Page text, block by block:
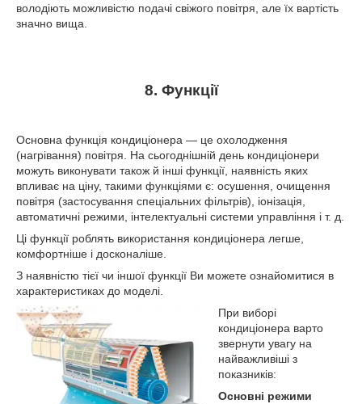
володіють можливістю подачі свіжого повітря, але їх вартість
значно вища.
8. Функції
Основна функція кондиціонера ― це охолодження
(нагрівання) повітря. На сьогоднішній день кондиціонери
можуть виконувати також й інші функції, наявність яких
впливає на ціну, такими функціями є: осушення, очищення
повітря (застосування спеціальних фільтрів), іонізація,
автоматичні режими, інтелектуальні системи управління і т. д.
Ці функції роблять використання кондиціонера легше,
комфортніше і досконаліше.
З наявністю тієї чи іншої функції Ви можете ознайомитися в
характеристиках до моделі.
При виборі
кондиціонера варто
звернути увагу на
найважливіші з
показників:
Основні режими